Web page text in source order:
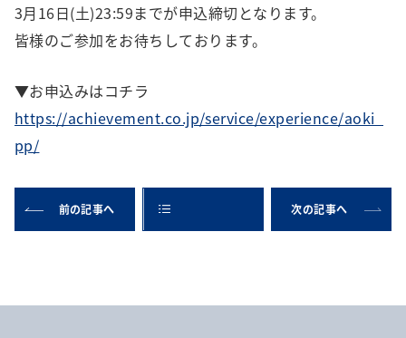
3月16日(土)23:59までが申込締切となります。
皆様のご参加をお待ちしております。
▼お申込みはコチラ
https://achievement.co.jp/service/experience/aoki_
pp/
前の記事へ 次の記事へ